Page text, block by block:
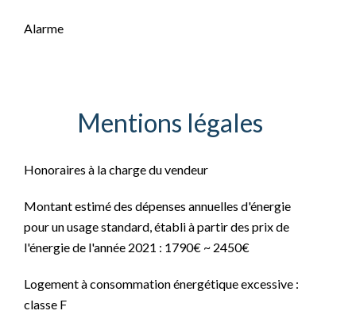
Alarme
Mentions légales
Honoraires à la charge du vendeur
Montant estimé des dépenses annuelles d'énergie
pour un usage standard, établi à partir des prix de
l'énergie de l'année 2021 : 1790€ ~ 2450€
Logement à consommation énergétique excessive :
classe F